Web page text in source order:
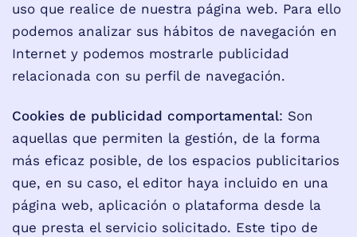
uso que realice de nuestra página web. Para ello
podemos analizar sus hábitos de navegación en
Internet y podemos mostrarle publicidad
relacionada con su perfil de navegación.
Cookies de publicidad comportamental: Son
aquellas que permiten la gestión, de la forma
más eficaz posible, de los espacios publicitarios
que, en su caso, el editor haya incluido en una
página web, aplicación o plataforma desde la
que presta el servicio solicitado. Este tipo de